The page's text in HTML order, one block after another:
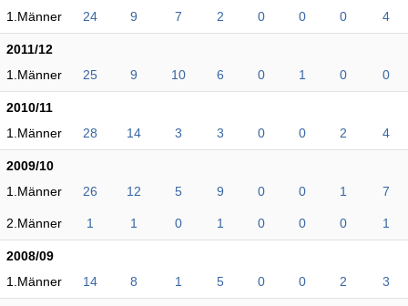
1.Männer
24 9 7 2 0 0 0 4
2011/12
1.Männer
25 9 10 6 0 1 0 0
2010/11
1.Männer
28 14 3 3 0 0 2 4
2009/10
1.Männer
26 12 5 9 0 0 1 7
2.Männer 1 1 0 1 0 0 0 1
2008/09
1.Männer
14 8 1 5 0 0 2 3